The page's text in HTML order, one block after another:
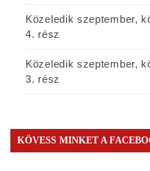
Közeledik szeptember,
4. rész
Közeledik szeptember,
3. rész
KÖVESS MINKET A